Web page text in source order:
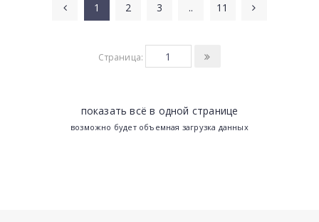
1 2 3 .. 11
Страница:
показать всё в одной странице
возможно будет объемная загрузка данных